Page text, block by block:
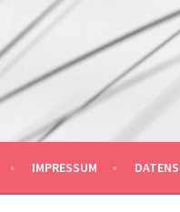
IMPRESSUM